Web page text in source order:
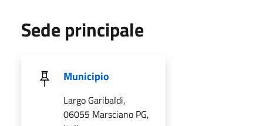
Sede principale
Municipio
Largo Garibaldi,
06055 Marsciano PG,